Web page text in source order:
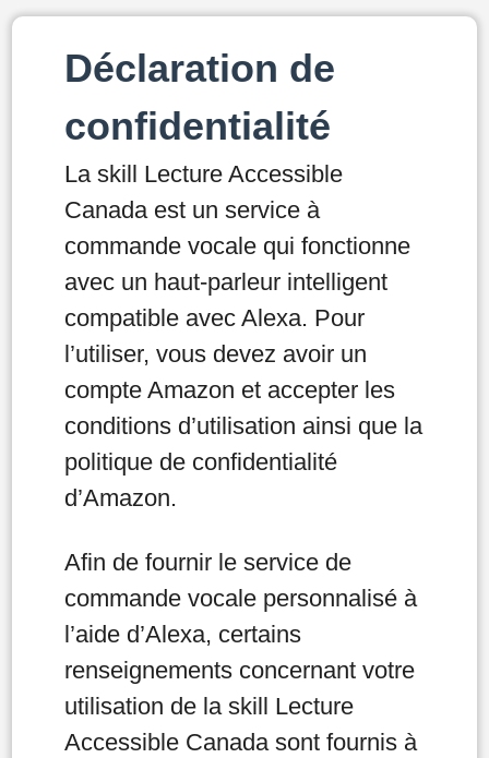
Déclaration de
confidentialité
La skill Lecture Accessible
Canada est un service à
commande vocale qui fonctionne
avec un haut-parleur intelligent
compatible avec Alexa. Pour
l’utiliser, vous devez avoir un
compte Amazon et accepter les
conditions d’utilisation ainsi que la
politique de confidentialité
d’Amazon.
Afin de fournir le service de
commande vocale personnalisé à
l’aide d’Alexa, certains
renseignements concernant votre
utilisation de la skill Lecture
Accessible Canada sont fournis à